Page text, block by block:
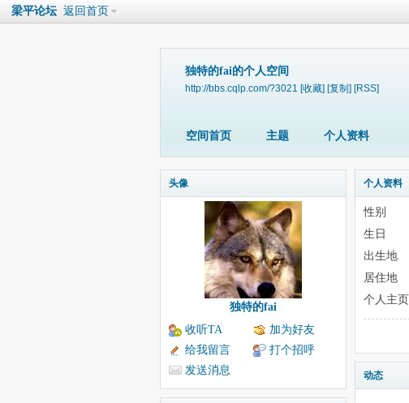
梁平论坛 返回首页
独特的fai的个人空间
http://bbs.cqlp.com/?3021 [收藏] [复制] [RSS]
空间首页 主题 个人资料
头像
独特的fai
收听TA
加为好友
给我留言
打个招呼
发送消息
个人资料
性别
生日
出生地
居住地
个人主页
动态